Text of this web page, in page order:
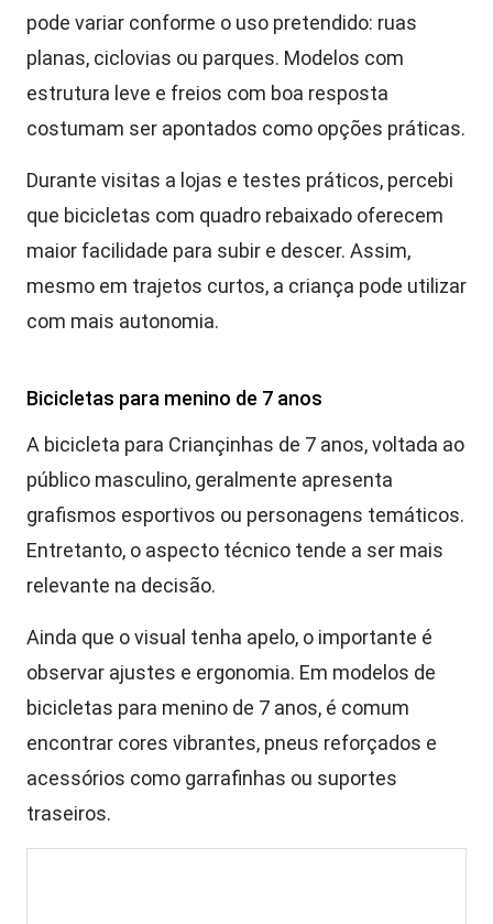
pode variar conforme o uso pretendido: ruas
planas, ciclovias ou parques. Modelos com
estrutura leve e freios com boa resposta
costumam ser apontados como opções práticas.
Durante visitas a lojas e testes práticos, percebi
que bicicletas com quadro rebaixado oferecem
maior facilidade para subir e descer. Assim,
mesmo em trajetos curtos, a criança pode utilizar
com mais autonomia.
Bicicletas para menino de 7 anos
A bicicleta para Criançinhas de 7 anos, voltada ao
público masculino, geralmente apresenta
grafismos esportivos ou personagens temáticos.
Entretanto, o aspecto técnico tende a ser mais
relevante na decisão.
Ainda que o visual tenha apelo, o importante é
observar ajustes e ergonomia. Em modelos de
bicicletas para menino de 7 anos, é comum
encontrar cores vibrantes, pneus reforçados e
acessórios como garrafinhas ou suportes
traseiros.